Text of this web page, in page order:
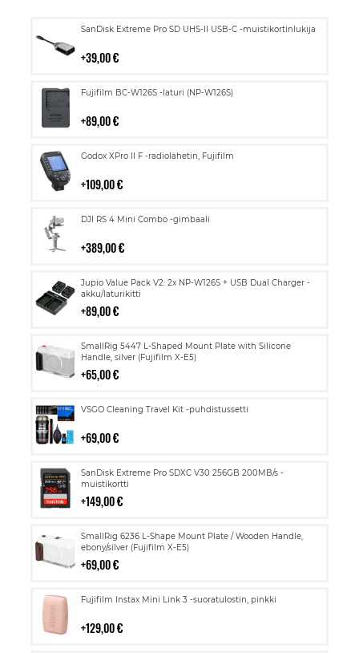
SanDisk Extreme Pro SD UHS-II USB-C -muistikortinlukija
39,00 €
Lisää
Fujifilm BC-W126S -laturi (NP-W126S)
89,00 €
Lisää
Godox XPro II F -radiolähetin, Fujifilm
109,00 €
Lisää
DJI RS 4 Mini Combo -gimbaali
389,00 €
Lisää
Jupio Value Pack V2: 2x NP-W126S + USB Dual Charger -
akku/laturikitti
89,00 €
Lisää
ostoskoriin
SmallRig 5447 L-Shaped Mount Plate with Silicone
Handle, silver (Fujifilm X-E5)
65,00 €
Lisää
ostoskoriin
VSGO Cleaning Travel Kit -puhdistussetti
69,00 €
Lisää
SanDisk Extreme Pro SDXC V30 256GB 200MB/s -
muistikortti
149,00 €
Lisää
ostoskoriin
SmallRig 6236 L-Shape Mount Plate / Wooden Handle,
ebony/silver (Fujifilm X-E5)
69,00 €
Lisää
ostoskoriin
Fujifilm Instax Mini Link 3 -suoratulostin, pinkki
129,00 €
Lisää